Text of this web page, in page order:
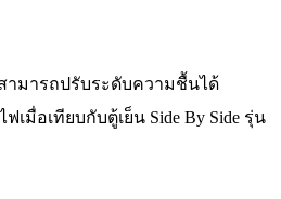
ามารถปรับระดับความชื้นได้
เมื่อเทียบกับตู้เย็น Side By Side รุ่น